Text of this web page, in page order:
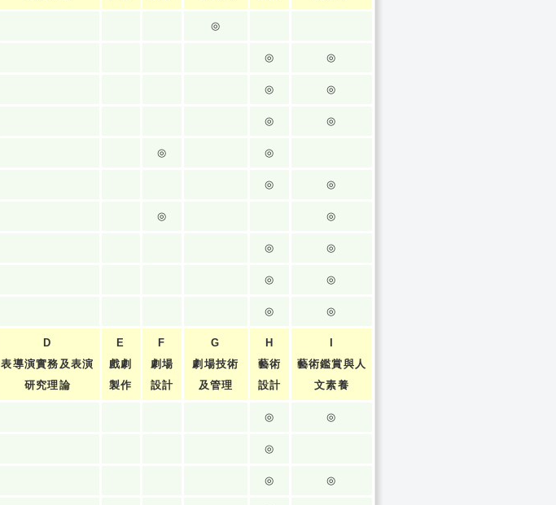
◎
◎ ◎
◎ ◎
◎ ◎
◎ ◎
◎ ◎
◎ ◎
◎ ◎
◎ ◎
◎ ◎
D
表導演實務及表演
研究理論
E
戲劇
製作
F
劇場
設計
G
劇場技術
及管理
H
藝術
設計
藝術鑑賞與人
文素養
◎ ◎
◎
◎ ◎